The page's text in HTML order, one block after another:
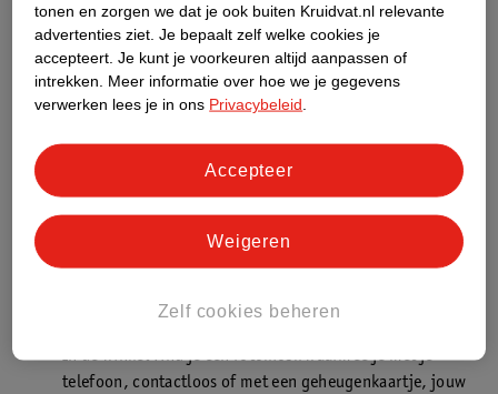
Ook in deze winkel
Kruidvat.nl ophaalpunt
Laat je bestelling snel en gemakkelijk bezorgen in de
Kruidvat is een gecertificeerd drogist. Dit betekent dat je
In de winkel vind je een fotokiosk waarmee je met je
telefoon, contactloos of met een geheugenkaartje, jouw
tonen en zorgen we dat je ook buiten Kruidvat.nl relevante
advertenties ziet. Je bepaalt zelf welke cookies je
accepteert. Je kunt je voorkeuren altijd aanpassen of
intrekken.
Meer informatie over hoe we je gegevens
verwerken lees je in ons Privacybeleid
Zelf cookies beheren
Weigeren
Accepteer